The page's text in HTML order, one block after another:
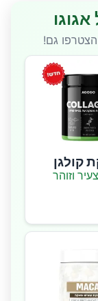
גם!
קולגן
וזוהר